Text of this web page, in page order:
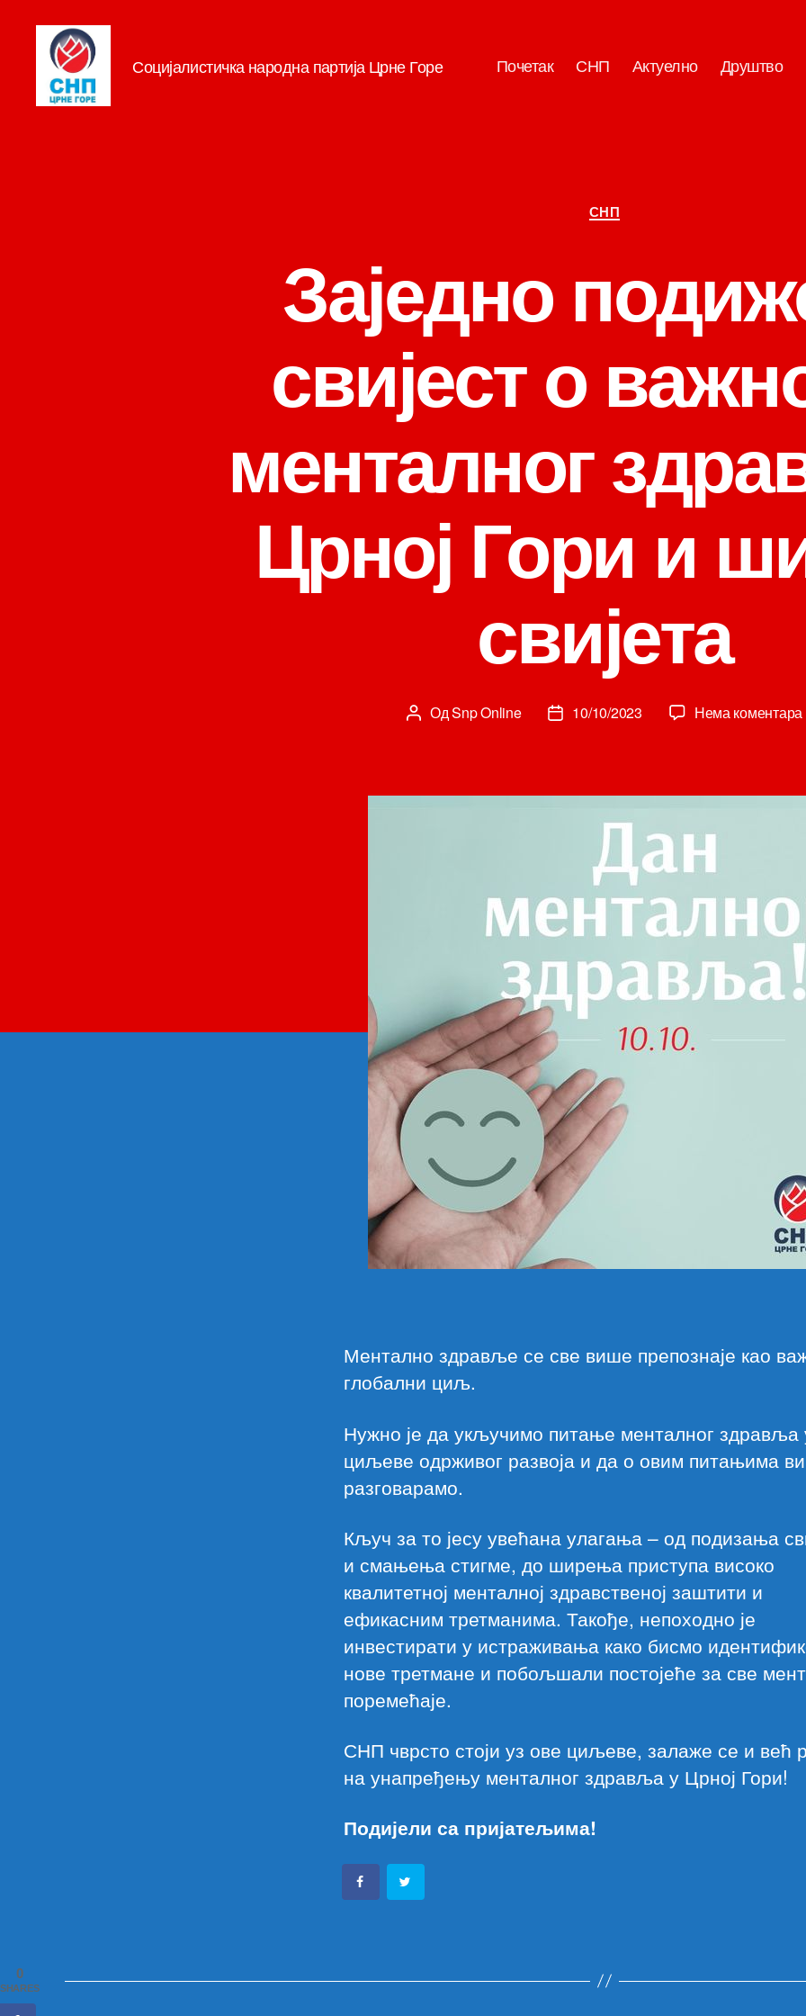
Социјалистичка народна партија Црне Горе Почетак СНП Актуелно Друштво
Категорије
СНП
Заједно
свијест о
менталног
Црној Гори и
свијета
Аутор
ОдSnp Online
Датум
10/10/2023 Нема коментара
и
Ментално здравље се све више препознаје као
глобални циљ.
Нужно је да укључимо питање менталног здравља
циљеве одрживог развоја и да о овим питањима
разговарамо.
Кључ за то јесу увећана улагања – од подизања
и смањења стигме, до ширења приступа високо
квалитетној менталној здравственој заштити и
ефикасним третманима. Такође, непоходно је
инвестирати у истраживања како бисмо
нове третмане и побољшали постојеће за све
поремећаје.
СНП чврсто стоји уз ове циљеве, залаже се и већ
на унапређењу менталног здравља у Црној Гори!
Подијели са пријатељима!
0
SHARES